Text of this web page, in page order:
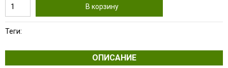
В корзину
Теги:
ОПИСАНИЕ